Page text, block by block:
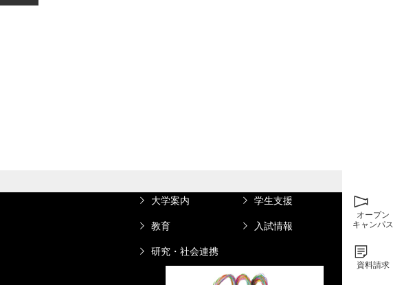
オープン
キャンパス
資料請求
大学案内 学生支援
教育 入試情報
研究・社会連携